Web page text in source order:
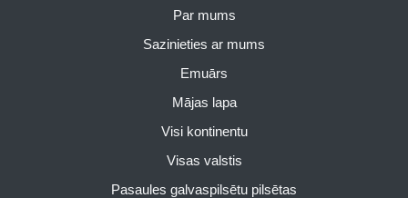
Par mums
Sazinieties ar mums
Emuārs
Mājas lapa
Visi kontinentu
Visas valstis
Pasaules galvaspilsētu pilsētas